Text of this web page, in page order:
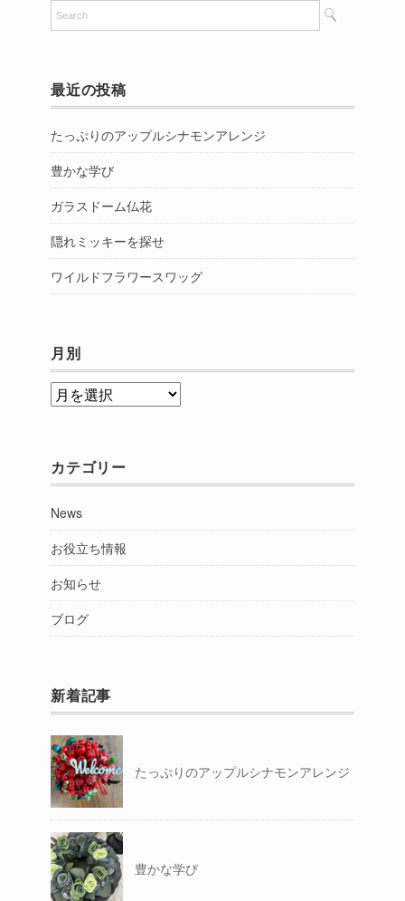
最近の投稿
たっぷりのアップルシナモンアレンジ
豊かな学び
ガラスドーム仏花
隠れミッキーを探せ
ワイルドフラワースワッグ
月別
月
カテゴリー
News
お役立ち情報
お知らせ
ブログ
新着記事
たっぷりのアップルシナモンアレンジ
豊かな学び